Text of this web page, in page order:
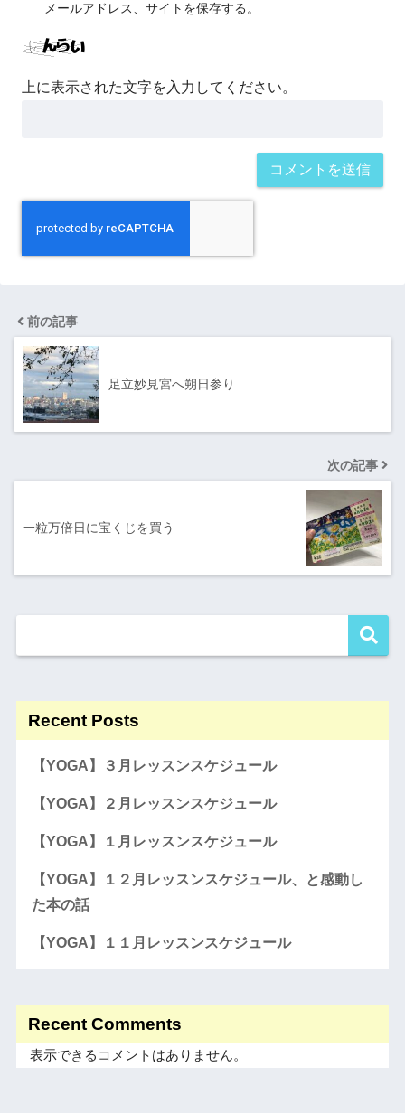
メールアドレス、サイトを保存する。
上に表示された文字を入力してください。
前の記事
足立妙見宮へ朔日参り
次の記事
一粒万倍日に宝くじを買う
Recent Posts
【YOGA】３月レッスンスケジュール
【YOGA】２月レッスンスケジュール
【YOGA】１月レッスンスケジュール
【YOGA】１２月レッスンスケジュール、と感動し
た本の話
【YOGA】１１月レッスンスケジュール
Recent Comments
表示できるコメントはありません。